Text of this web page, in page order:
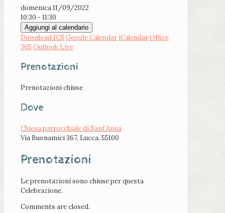
domenica 11/09/2022
10:30 - 11:30
Aggiungi al calendario
Download ICS Google Calendar iCalendarOffice
365 Outlook Live
Prenotazioni
Prenotazioni chiuse
Dove
Chiesa parrocchiale di Sant'Anna
Via Buonamici 367, Lucca, 55100
Prenotazioni
Le prenotazioni sono chiuse per questa
Celebrazione.
Comments are closed.